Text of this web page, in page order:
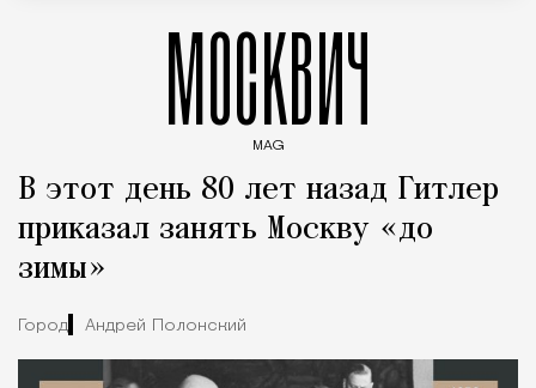
МОСКВИЧ
MAG
В этот день 80 лет назад Гитлер
приказал занять Москву «до
зимы»
Город Андрей Полонский